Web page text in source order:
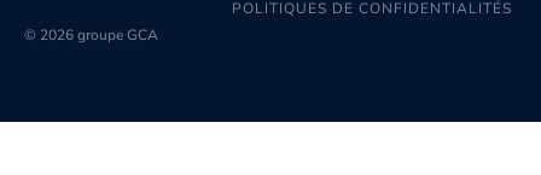
POLITIQUES DE CONFIDENTIALITÉS
© 2026 groupe GCA